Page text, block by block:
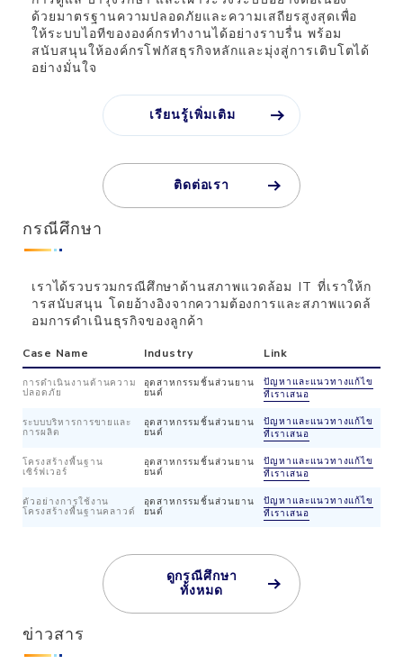
ด้วยมาตรฐานความปลอดภัยและความเสถียรสูงสุดเพื่อ
ให้ระบบไอทีขององค์กรทำงานได้อย่างราบรื่น พร้อม
สนับสนุนให้องค์กรโฟกัสธุรกิจหลักและมุ่งสู่การเติบโตได้
อย่างมั่นใจ
เรียนรู้เพิ่มเติม
ติดต่อเรา
กรณีศึกษา
เราได้รวบรวมกรณีศึกษาด้านสภาพแวดล้อม IT ที่เราให้ก
ารสนับสนุน โดยอ้างอิงจากความต้องการและสภาพแวดล้
อมการดำเนินธุรกิจของลูกค้า
Case Name Industry Link
การดำเนินงานด้านความ
ปลอดภัย
อุตสาหกรรมชิ้นส่วนยาน
ยนต์
ปัญหาและแนวทางแก้ไข
ที่เราเสนอ
ระบบบริหารการขายและ
การผลิต
อุตสาหกรรมชิ้นส่วนยาน
ยนต์
ปัญหาและแนวทางแก้ไข
ที่เราเสนอ
โครงสร้างพื้นฐาน
เซิร์ฟเวอร์
อุตสาหกรรมชิ้นส่วนยาน
ยนต์
ปัญหาและแนวทางแก้ไข
ที่เราเสนอ
ตัวอย่างการใช้งาน
โครงสร้างพื้นฐานคลาวด์
อุตสาหกรรมชิ้นส่วนยาน
ยนต์
ปัญหาและแนวทางแก้ไข
ที่เราเสนอ
ดูกรณีศึกษา
ทั้งหมด
ข่าวสาร